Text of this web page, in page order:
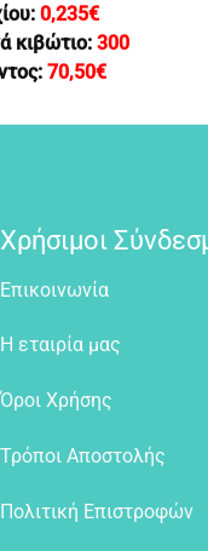
0,235€
κιβώτιο:300
70,50€
Χρήσιμοι
Επικοινωνία
Η εταιρία μας
Όροι Χρήσης
Τρόποι Αποστολής
Πολιτική Επιστροφών